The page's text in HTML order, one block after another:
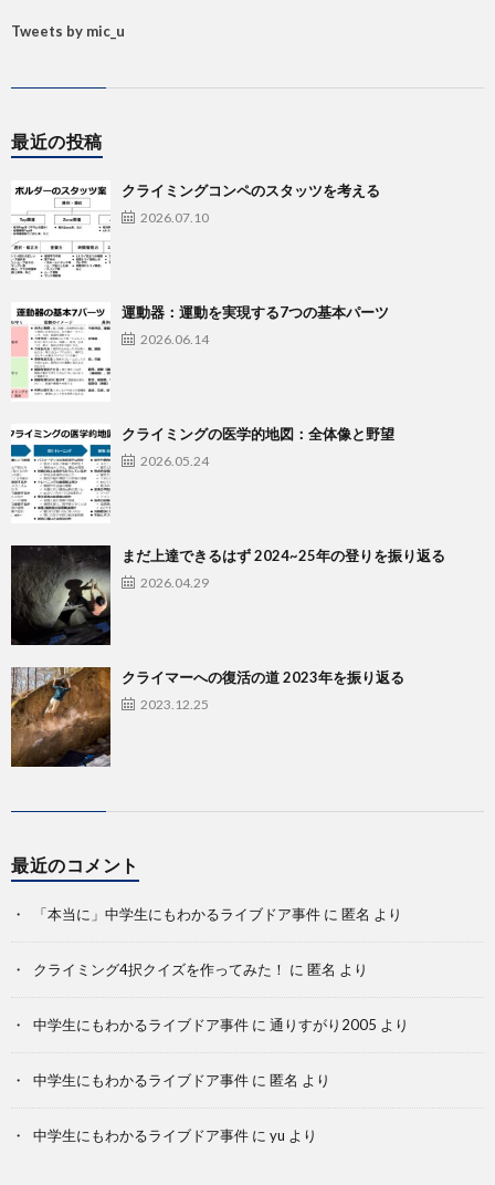
Tweets by mic_u
最近の投稿
クライミングコンペのスタッツを考える
2026.07.10
運動器：運動を実現する7つの基本パーツ
2026.06.14
クライミングの医学的地図：全体像と野望
2026.05.24
まだ上達できるはず 2024~25年の登りを振り返る
2026.04.29
クライマーへの復活の道 2023年を振り返る
2023.12.25
最近のコメント
「本当に」中学生にもわかるライブドア事件 に 匿名 より
クライミング4択クイズを作ってみた！ に 匿名 より
中学生にもわかるライブドア事件 に 通りすがり2005 より
中学生にもわかるライブドア事件 に 匿名 より
中学生にもわかるライブドア事件 に yu より